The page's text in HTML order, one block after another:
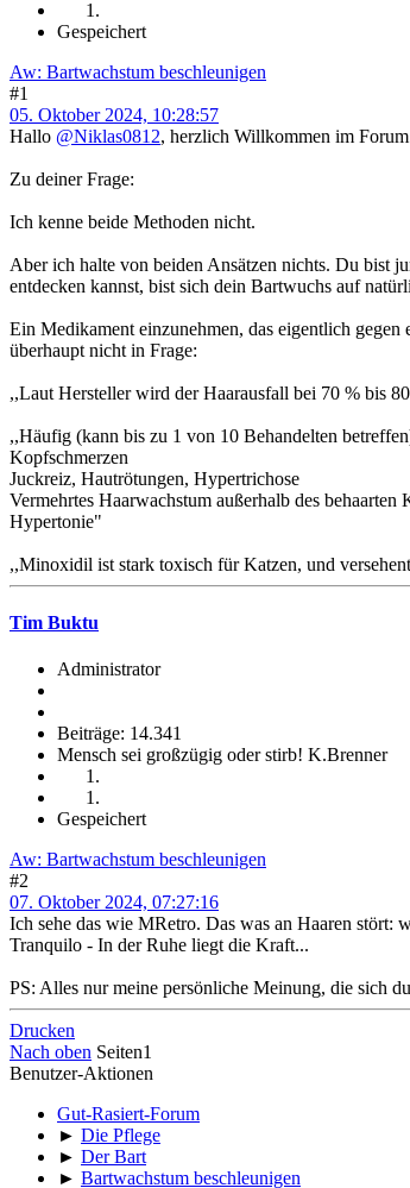
Gespeichert
Aw: Bartwachstum beschleunigen
#1
05. Oktober 2024, 10:28:57
Hallo @Niklas0812, herzlich Willkommen im
Zu deiner Frage:
Ich kenne beide Methoden nicht.
Aber ich halte von beiden Ansätzen nichts. Du bist
entdecken kannst, bist sich dein Bartwuchs auf
Ein Medikament einzunehmen, das eigentlich
überhaupt nicht in Frage:
,,Laut Hersteller wird der Haarausfall bei 70 % bis
,,Häufig (kann bis zu 1 von 10 Behandelten
Kopfschmerzen
Juckreiz, Hautrötungen, Hypertrichose
Vermehrtes Haarwachstum außerhalb des behaarten
Hypertonie"
,,Minoxidil ist stark toxisch für Katzen, und
Tim Buktu
Administrator
Beiträge: 14.341
Mensch sei großzügig oder stirb! K.Brenner
Gespeichert
Aw: Bartwachstum beschleunigen
#2
07. Oktober 2024, 07:27:16
Ich sehe das wie MRetro. Das was an Haaren stört:
Tranquilo - In der Ruhe liegt die Kraft...
PS: Alles nur meine persönliche Meinung, die sich
Drucken
Nach oben Seiten1
Benutzer-Aktionen
Gut-Rasiert-Forum
► Die Pflege
► Der Bart
► Bartwachstum beschleunigen